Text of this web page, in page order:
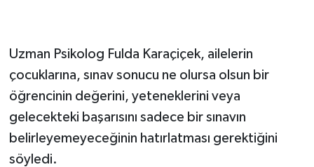
Uzman Psikolog Fulda Karaçiçek, ailelerin
çocuklarına, sınav sonucu ne olursa olsun bir
öğrencinin değerini, yeteneklerini veya
gelecekteki başarısını sadece bir sınavın
belirleyemeyeceğinin hatırlatması gerektiğini
söyledi.
GÜNDEM
Güvenlik
HABERDE İNSAN